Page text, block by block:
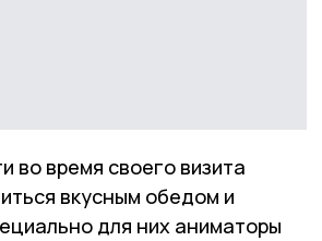
во время своего визита
вкусным обедом и
для них аниматоры